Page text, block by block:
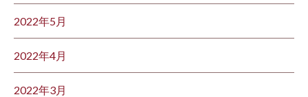
2022年5月
2022年4月
2022年3月